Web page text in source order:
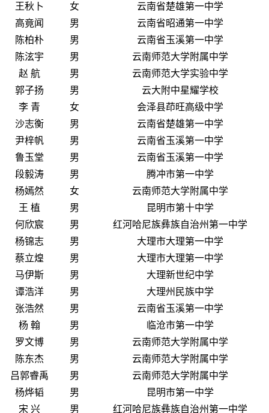
王秋卜
女
云南省楚雄第一中学
高竟闻
男
云南省昭通第一中学
陈柏朴
男
云南省玉溪第一中学
陈泫宇
男
云南师范大学附属中学
赵 航
男
云南师范大学实验中学
郭子扬
男
云大附中星耀学校
李 青
女
会泽县茚旺高级中学
沙志衡
男
云南省楚雄第一中学
尹梓帆
男
云南省玉溪第一中学
鲁玉堂
男
云南省玉溪第一中学
段毅涛
男
腾冲市第一中学
杨嫣然
女
云南师范大学附属中学
王 植
男
昆明市第十中学
何欣宸
男
红河哈尼族彝族自治州第一中学
杨锦志
男
大理市大理第一中学
蔡立煌
男
大理市大理第一中学
马伊斯
男
大理新世纪中学
谭浩洋
男
大理州民族中学
张浩然
男
云南省玉溪第一中学
杨 翰
男
临沧市第一中学
罗文博
男
云南师范大学附属中学
陈东杰
男
云南师范大学附属中学
吕郭睿禹
男
云南师范大学附属中学
杨烨韬
男
昆明市第一中学
宋 兴
男 红河哈尼族彝族自治州第一中学